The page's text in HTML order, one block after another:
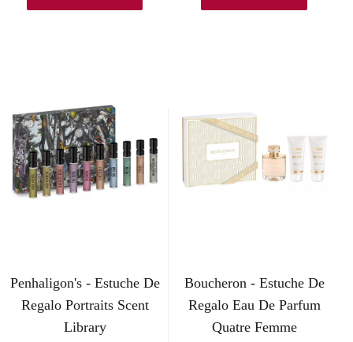
i
o
o
n
o
a
Penhaligon's - Estuche De
Regalo Portraits Scent
Library
Boucheron - Estuche De
Regalo Eau De Parfum
Quatre Femme